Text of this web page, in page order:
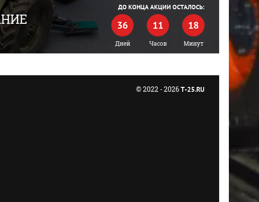
ДО КОНЦА АКЦИИ ОСТАЛОСЬ:
36
Дней
11
Часов
18
Минут
© 2022 - 2026T-25.RU